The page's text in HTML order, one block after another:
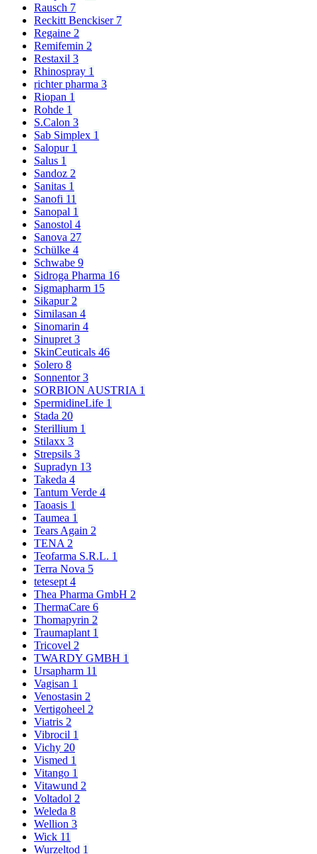
Rausch 7
Reckitt Benckiser 7
Regaine 2
Remifemin 2
Restaxil 3
Rhinospray 1
richter pharma 3
Riopan 1
Rohde 1
S.Calon 3
Sab Simplex 1
Salopur 1
Salus 1
Sandoz 2
Sanitas 1
Sanofi 11
Sanopal 1
Sanostol 4
Sanova 27
Schülke 4
Schwabe 9
Sidroga Pharma 16
Sigmapharm 15
Sikapur 2
Similasan 4
Sinomarin 4
Sinupret 3
SkinCeuticals 46
Solero 8
Sonnentor3
SORBION AUSTRIA 1
SpermidineLife 1
Stada 20
Sterillium 1
Stilaxx 3
Strepsils 3
Supradyn 13
Takeda 4
Tantum Verde 4
Taoasis 1
Taumea 1
Tears Again 2
TENA 2
Teofarma S.R.L. 1
Terra Nova 5
tetesept 4
Thea Pharma GmbH 2
ThermaCare 6
Thomapyrin 2
Traumaplant 1
Tricovel 2
TWARDY GMBH 1
Ursapharm 11
Vagisan 1
Venostasin 2
Vertigoheel 2
Viatris 2
Vibrocil 1
Vichy 20
Vismed 1
Vitango 1
Vitawund 2
Voltadol 2
Weleda 8
Wellion 3
Wick 11
Wurzeltod 1